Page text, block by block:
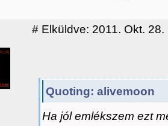
# Elküldve: 2011. Okt. 28.
Quoting: alivemoon
Ha jól emlékszem ezt